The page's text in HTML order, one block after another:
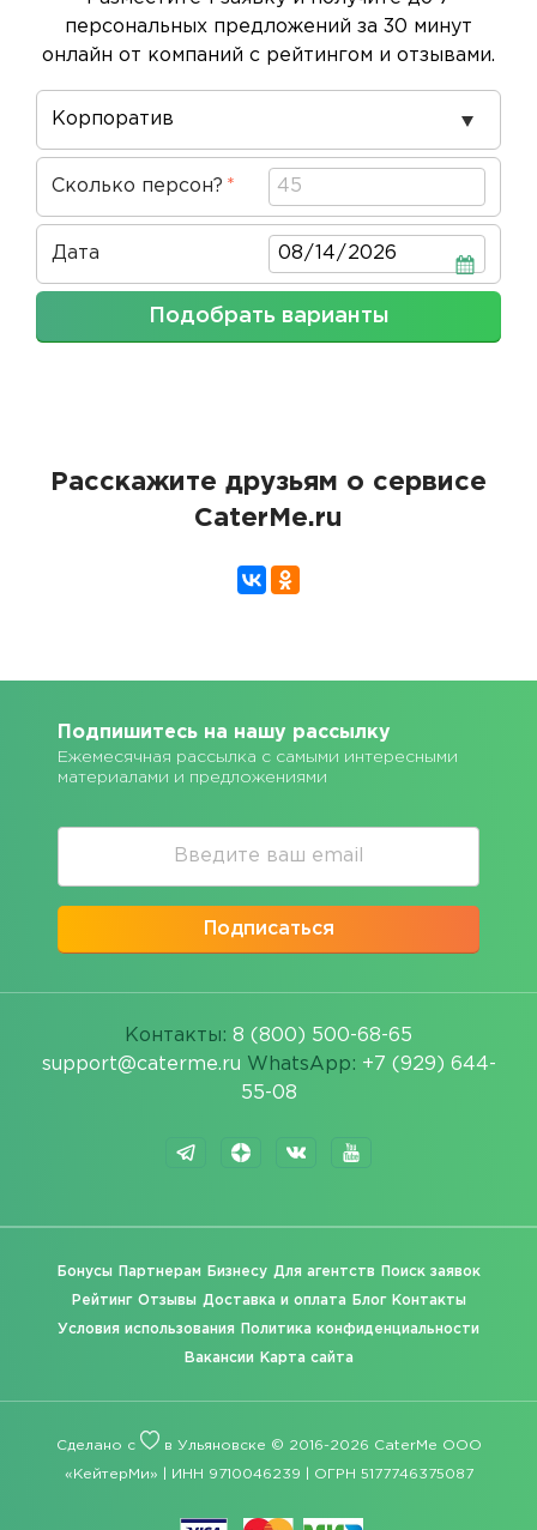
персональных предложений за 30 минут
онлайн от компаний с рейтингом и отзывами.
Повод
проведения
Сколько персон?
Дата Дата
Подобрать варианты
Расскажите друзьям о сервисе
CaterMe.ru
Подпишитесь на нашу рассылку
Ежемесячная рассылка с самыми интересными
материалами и предложениями
Подписаться
Контакты: 8 (800) 500-68-65
support@caterme.ru WhatsApp: +7 (929) 644-
55-08
Бонусы Партнерам Бизнесу Для агентств Поиск заявок
Рейтинг Отзывы Доставка и оплата Блог Контакты
Условия использования Политика конфиденциальности
Вакансии Карта сайта
Сделано с в Ульяновске © 2016-2026 CaterMe ООО
«КейтерМи» | ИНН 9710046239 | ОГРН 5177746375087